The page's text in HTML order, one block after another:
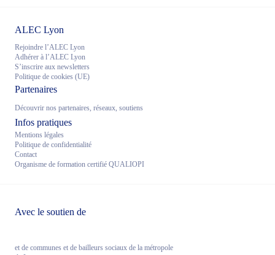
ALEC Lyon
Rejoindre l’ALEC Lyon
Adhérer à l’ALEC Lyon
S’inscrire aux newsletters
Politique de cookies (UE)
Partenaires
Découvrir nos partenaires, réseaux, soutiens
Infos pratiques
Mentions légales
Politique de confidentialité
Contact
Organisme de formation certifié QUALIOPI
Avec le soutien de
et de communes et de bailleurs sociaux de la métropole